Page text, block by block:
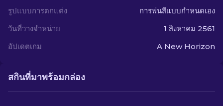
รูปแบบการตกแต่ง
การพ่นสีแบบกำหนดเอง
วันที่วางจำหน่าย
1 สิงหาคม 2561
อัปเดตเกม
A New Horizon
สกินที่มาพร้อมกล่อง